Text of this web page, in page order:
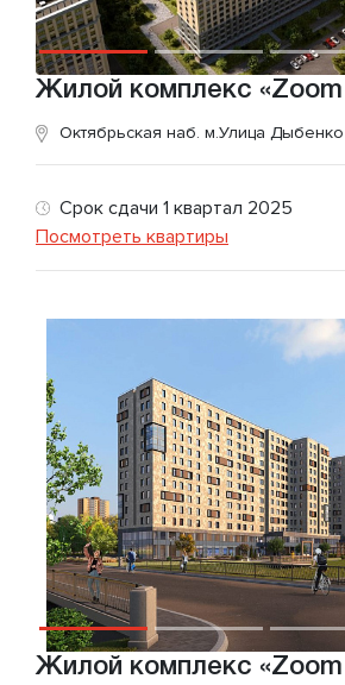
Жилой комплекс «Zoom
Октябрьская наб. м.Улица Дыбенко
Срок сдачи 1 квартал 2025
Посмотреть квартиры
Жилой комплекс